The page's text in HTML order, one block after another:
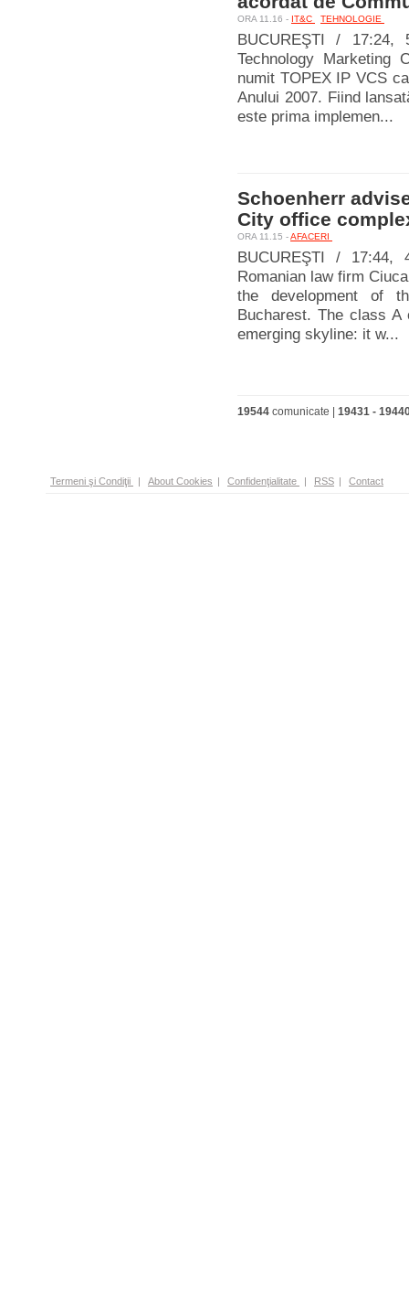
ORA 11.16 - IT&C TEHNOLOGIE
BUCUREŞTI / 17:24,
Technology Marketing
numit TOPEX IP VCS
Anului 2007. Fiind
este prima implemen...
Schoenherr
City office
ORA 11.15 -AFACERI
BUCUREŞTI / 17:44,
Romanian law firm
the development of
Bucharest. The class A
emerging skyline: it w...
19544 comunicate | 19431 -
Termeni şi Condiţii | About Cookies | Confidenţialitate | RSS | Contact